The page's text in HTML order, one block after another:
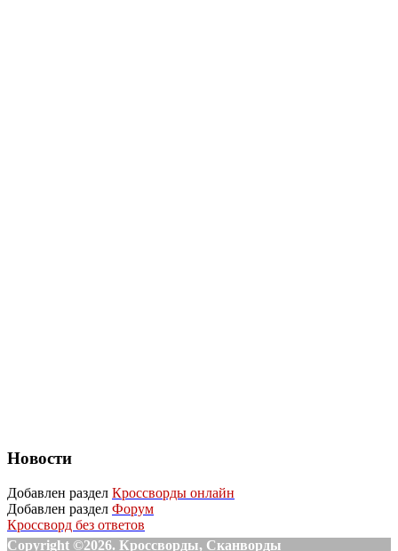
Новости
Добавлен раздел Кроссворды онлайн
Добавлен раздел Форум
Кроссворд без ответов
Copyright ©2026. Кроссворды, Сканворды